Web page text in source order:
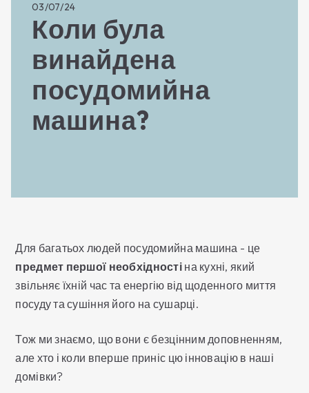
03/07/24
Коли була
винайдена
посудомийна
машина?
Для багатьох людей посудомийна машина - це
предмет першої необхідностіна кухні, який
звільняє їхній час та енергію від щоденного миття
посуду та сушіння його на сушарці.
Тож ми знаємо, що вони є безцінним доповненням,
але хто і коли вперше приніс цю інновацію в наші
домівки?